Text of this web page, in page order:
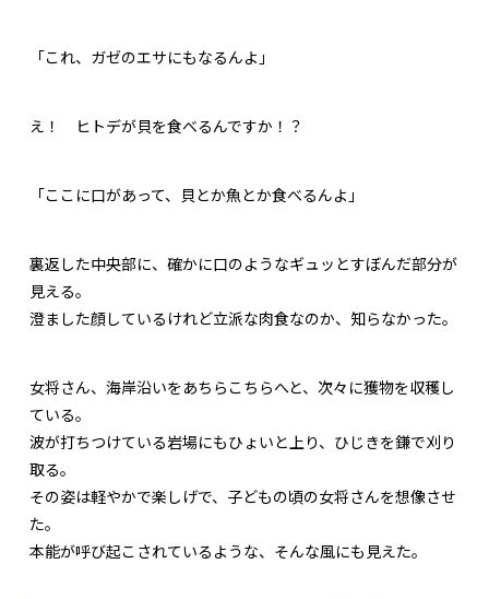
「これ、ガゼのエサにもなるんよ」
え！ ヒトデが貝を食べるんですか！？
「ここに口があって、貝とか魚とか食べるんよ」
裏返した中央部に、確かに口のようなギュッとすぼんだ部分が
見える。
澄ました顔しているけれど立派な肉食なのか、知らなかった。
女将さん、海岸沿いをあちらこちらへと、次々に獲物を収穫し
ている。
波が打ちつけている岩場にもひょいと上り、ひじきを鎌で刈り
取る。
その姿は軽やかで楽しげで、子どもの頃の女将さんを想像させ
た。
本能が呼び起こされているような、そんな風にも見えた。